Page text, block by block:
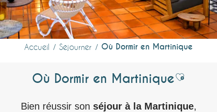
Accueil Séjourner Où Dormir en Martinique
Où Dormir en MartiniqueAjouter
Bien réussir son séjour à la Martinique,